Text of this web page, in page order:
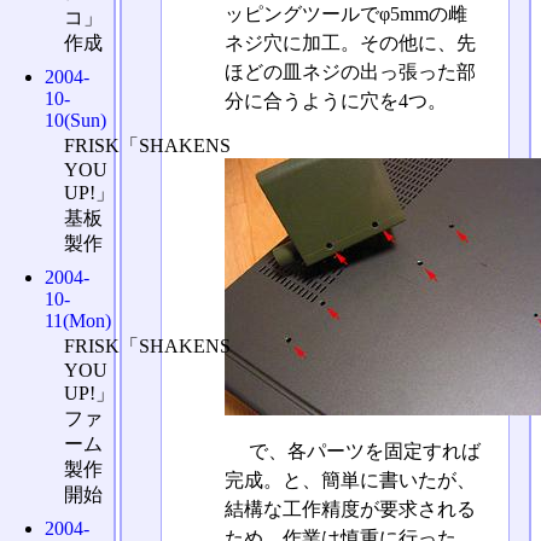
ッピングツールでφ5mmの雌
ネジ穴に加工。その他に、先
ほどの皿ネジの出っ張った部
分に合うように穴を4つ。
で、各パーツを固定すれば
完成。と、簡単に書いたが、
結構な工作精度が要求される
コ」
作成
2004-
10-
10(Sun)
FRISK「SHAKENS
YOU
UP!」
基板
製作
2004-
10-
11(Mon)
FRISK「SHAKENS
YOU
UP!」
ファ
ーム
製作
開始
2004-